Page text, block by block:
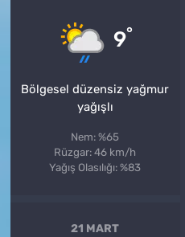
9°
Bölgesel düzensiz yağmur
yağışlı
Nem: %65
Rüzgar: 46 km/h
Yağış Olasılığı: %83
21 MART